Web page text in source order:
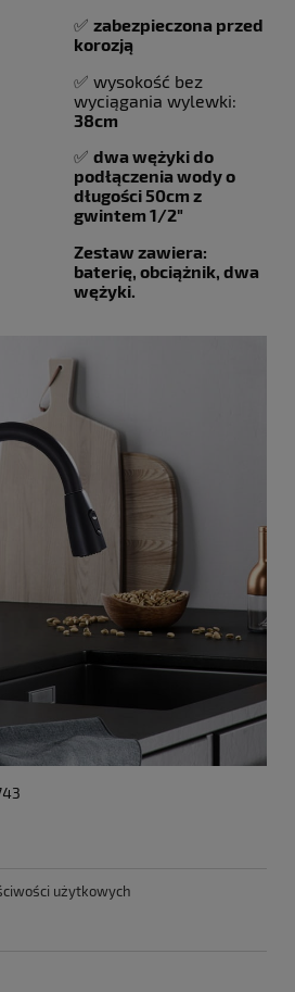
✅ zabezpieczona przed
korozją
✅ wysokość bez
wyciągania wylewki:
38cm
✅ dwa wężyki do
podłączenia wody o
długości 50cm z
gwintem 1/2"
Zestaw zawiera:
baterię, obciążnik, dwa
wężyki.
użytkowych